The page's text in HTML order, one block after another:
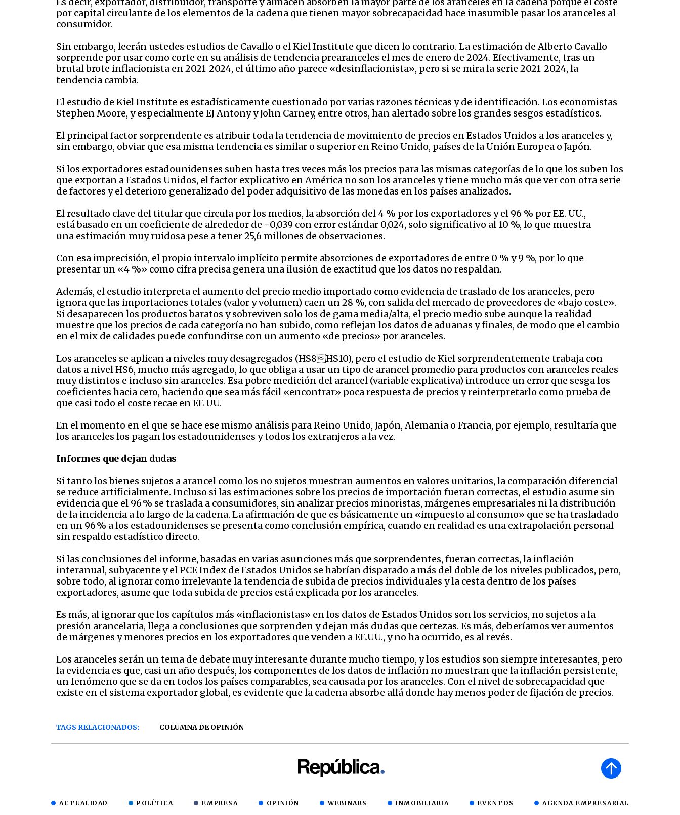
por capital circulante de los elementos de la cadena que tienen mayor sobrecapacidad hace inasumible pasar los aranceles al
consumidor.
Sin embargo, leerán ustedes estudios de Cavallo o el Kiel Institute que dicen lo contrario. La estimación de Alberto Cavallo
sorprende por usar como corte en su análisis de tendencia prearanceles el mes de enero de 2024. Efectivamente, tras un
brutal brote inflacionista en 2021-2024, el último año parece «desinflacionista», pero si se mira la serie 2021-2024, la
tendencia cambia.
El estudio de Kiel Institute es estadísticamente cuestionado por varias razones técnicas y de identificación. Los economistas
Stephen Moore, y especialmente EJ Antony y John Carney, entre otros, han alertado sobre los grandes sesgos estadísticos.
El principal factor sorprendente es atribuir toda la tendencia de movimiento de precios en Estados Unidos a los aranceles y,
sin embargo, obviar que esa misma tendencia es similar o superior en Reino Unido, países de la Unión Europea o Japón.
Si los exportadores estadounidenses suben hasta tres veces más los precios para las mismas categorías de lo que los suben los
que exportan a Estados Unidos, el factor explicativo en América no son los aranceles y tiene mucho más que ver con otra serie
de factores y el deterioro generalizado del poder adquisitivo de las monedas en los países analizados.
El resultado clave del titular que circula por los medios, la absorción del 4 % por los exportadores y el 96 % por EE. UU.,
está basado en un coeficiente de alrededor de −0,039 con error estándar 0,024, solo significativo al 10 %, lo que muestra
una estimación muy ruidosa pese a tener 25,6 millones de observaciones.
Con esa imprecisión, el propio intervalo implícito permite absorciones de exportadores de entre 0 % y 9 %, por lo que
presentar un «4 %» como cifra precisa genera una ilusión de exactitud que los datos no respaldan.
Además, el estudio interpreta el aumento del precio medio importado como evidencia de traslado de los aranceles, pero
ignora que las importaciones totales (valor y volumen) caen un 28 %, con salida del mercado de proveedores de «bajo coste».
Si desaparecen los productos baratos y sobreviven solo los de gama media/alta, el precio medio sube aunque la realidad
muestre que los precios de cada categoría no han subido, como reflejan los datos de aduanas y finales, de modo que el cambio
en el mix de calidades puede confundirse con un aumento «de precios» por aranceles.
Los aranceles se aplican a niveles muy desagregados (HS8HS10), pero el estudio de Kiel sorprendentemente trabaja con
datos a nivel HS6, mucho más agregado, lo que obliga a usar un tipo de arancel promedio para productos con aranceles reales
muy distintos e incluso sin aranceles. Esa pobre medición del arancel (variable explicativa) introduce un error que sesga los
coeficientes hacia cero, haciendo que sea más fácil «encontrar» poca respuesta de precios y reinterpretarlo como prueba de
que casi todo el coste recae en EE UU.
En el momento en el que se hace ese mismo análisis para Reino Unido, Japón, Alemania o Francia, por ejemplo, resultaría que
los aranceles los pagan los estadounidenses y todos los extranjeros a la vez.
Informes que dejan dudas
Si tanto los bienes sujetos a arancel como los no sujetos muestran aumentos en valores unitarios, la comparación diferencial
se reduce artificialmente. Incluso si las estimaciones sobre los precios de importación fueran correctas, el estudio asume sin
evidencia que el 96 % se traslada a consumidores, sin analizar precios minoristas, márgenes empresariales ni la distribución
de la incidencia a lo largo de la cadena. La afirmación de que es básicamente un «impuesto al consumo» que se ha trasladado
en un 96 % a los estadounidenses se presenta como conclusión empírica, cuando en realidad es una extrapolación personal
sin respaldo estadístico directo.
Si las conclusiones del informe, basadas en varias asunciones más que sorprendentes, fueran correctas, la inflación
interanual, subyacente y el PCE Index de Estados Unidos se habrían disparado a más del doble de los niveles publicados, pero,
sobre todo, al ignorar como irrelevante la tendencia de subida de precios individuales y la cesta dentro de los países
exportadores, asume que toda subida de precios está explicada por los aranceles.
Es más, al ignorar que los capítulos más «inflacionistas» en los datos de Estados Unidos son los servicios, no sujetos a la
presión arancelaria, llega a conclusiones que sorprenden y dejan más dudas que certezas. Es más, deberíamos ver aumentos
de márgenes y menores precios en los exportadores que venden a EE.UU., y no ha ocurrido, es al revés.
Los aranceles serán un tema de debate muy interesante durante mucho tiempo, y los estudios son siempre interesantes, pero
la evidencia es que, casi un año después, los componentes de los datos de inflación no muestran que la inflación persistente,
un fenómeno que se da en todos los países comparables, sea causada por los aranceles. Con el nivel de sobrecapacidad que
existe en el sistema exportador global, es evidente que la cadena absorbe allá donde hay menos poder de fijación de precios.
TAGS RELACIONADOS: COLUMNA DE OPINIÓN
ACTUALIDAD POLÍTICA EMPRESA OPINIÓN WEBINARS INMOBILIARIA EVENTOS AGENDA EMPRESARIAL